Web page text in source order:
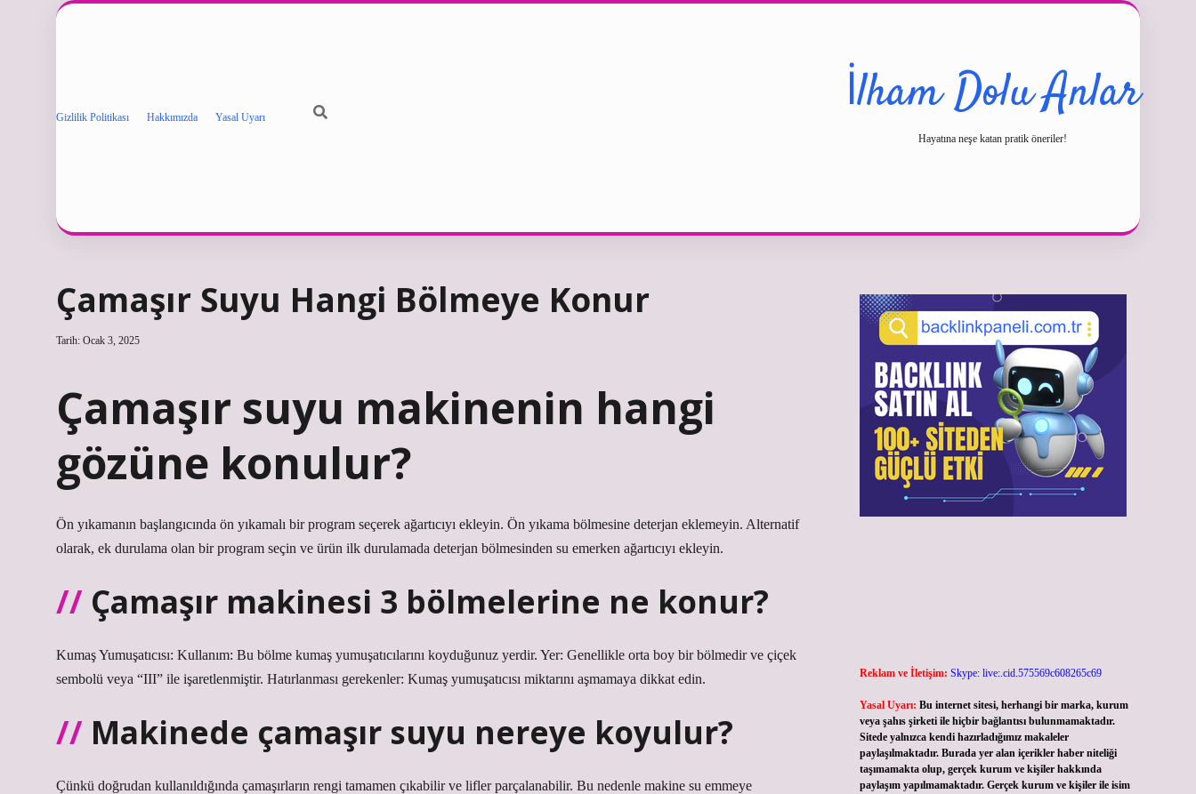
Gizlilik Politikası Hakkımızda Yasal Uyarı İlham Dolu Anlar
Hayatına neşe katan pratik öneriler!
Çamaşır Suyu Hangi Bölmeye Konur
Tarih: Ocak 3, 2025
Çamaşır suyu makinenin hangi
gözüne konulur?
Ön yıkamanın başlangıcında ön yıkamalı bir program seçerek ağartıcıyı ekleyin. Ön yıkama bölmesine deterjan eklemeyin. Alternatif
olarak, ek durulama olan bir program seçin ve ürün ilk durulamada deterjan bölmesinden su emerken ağartıcıyı ekleyin.
Çamaşır makinesi 3 bölmelerine ne konur?
Kumaş Yumuşatıcısı: Kullanım: Bu bölme kumaş yumuşatıcılarını koyduğunuz yerdir. Yer: Genellikle orta boy bir bölmedir ve çiçek
sembolü veya “III” ile işaretlenmiştir. Hatırlanması gerekenler: Kumaş yumuşatıcısı miktarını aşmamaya dikkat edin.
Makinede çamaşır suyu nereye koyulur?
Çünkü doğrudan kullanıldığında çamaşırların rengi tamamen çıkabilir ve lifler parçalanabilir. Bu nedenle makine su emmeye
Reklam ve İletişim: Skype: live:.cid.575569c608265c69
Yasal Uyarı: Bu internet sitesi, herhangi bir marka, kurum
veya şahıs şirketi ile hiçbir bağlantısı bulunmamaktadır.
Sitede yalnızca kendi hazırladığımız makaleler
paylaşılmaktadır. Burada yer alan içerikler haber niteliği
taşımamakta olup, gerçek kurum ve kişiler hakkında
paylaşım yapılmamaktadır. Gerçek kurum ve kişiler ile isim